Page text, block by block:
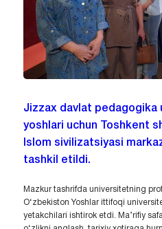
Jizzax davlat
yoshlari uchun Toshkent
Islom sivilizatsiyasi
tashkil etildi.
Mazkur tashrifda universitetning
O‘zbekiston Yoshlar ittifoqi
yetakchilari ishtirok etdi. Ma’rifiy